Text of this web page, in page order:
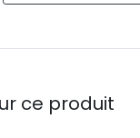
ce produit